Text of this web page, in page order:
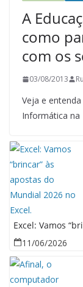
A
como
com os
03/08/2013
Veja e
Informática na
Excel: Vamos
11/06/2026